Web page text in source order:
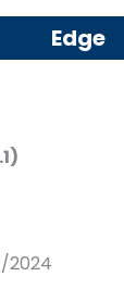
Edge
2024